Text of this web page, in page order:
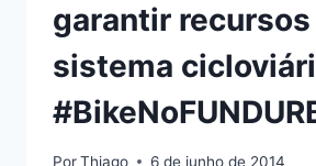
garantir recursos
sistema
PorThiago 6 de junho de 2014